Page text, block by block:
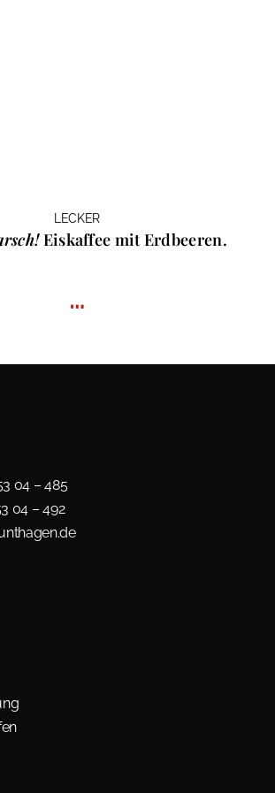
LECKER
Eiskaffee mit Erdbeeren.
…
04 – 485
04 – 492